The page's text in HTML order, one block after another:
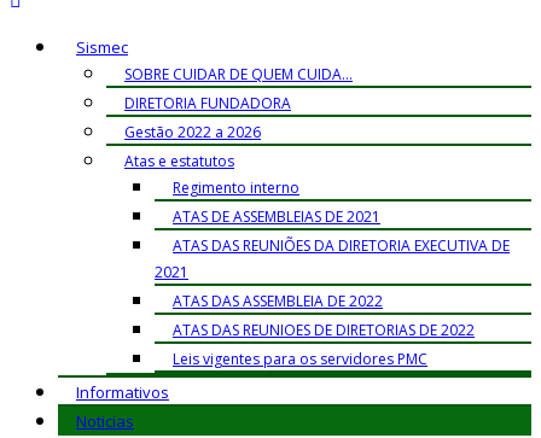
Sismec
SOBRE CUIDAR DE QUEM CUIDA…
DIRETORIA FUNDADORA
Gestão 2022 a 2026
Atas e estatutos
Regimento interno
ATAS DE ASSEMBLEIAS DE 2021
ATAS DAS REUNIÕES DA DIRETORIA EXECUTIVA DE
2021
ATAS DAS ASSEMBLEIA DE 2022
ATAS DAS REUNIOES DE DIRETORIAS DE 2022
Leis vigentes para os servidores PMC
Informativos
Noticias